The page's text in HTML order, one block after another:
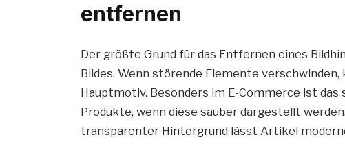
entfernen
Der größte Grund für das Entfernen eines
Bildes. Wenn störende Elemente
Hauptmotiv. Besonders im E-Commerce ist
Produkte, wenn diese sauber dargestellt
transparenter Hintergrund lässt Artikel